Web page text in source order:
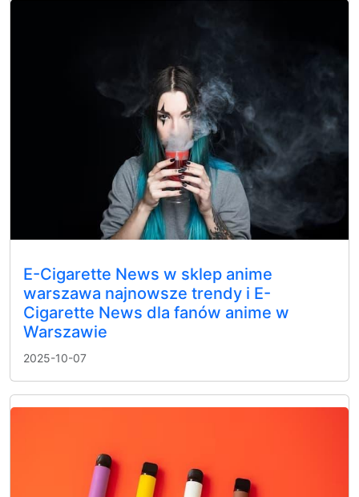
E-Cigarette News w sklep anime
warszawa najnowsze trendy i E-
Cigarette News dla fanów anime w
Warszawie
2025-10-07